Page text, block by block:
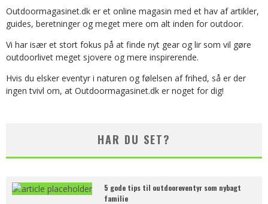
Outdoormagasinet.dk er et online magasin med et hav af artikler,
guides, beretninger og meget mere om alt inden for outdoor.
Vi har især et stort fokus på at finde nyt gear og lir som vil gøre
outdoorlivet meget sjovere og mere inspirerende.
Hvis du elsker eventyr i naturen og følelsen af frihed, så er der
ingen tvivl om, at Outdoormagasinet.dk er noget for dig!
HAR DU SET?
5 gode tips til outdooreventyr som nybagt
familie